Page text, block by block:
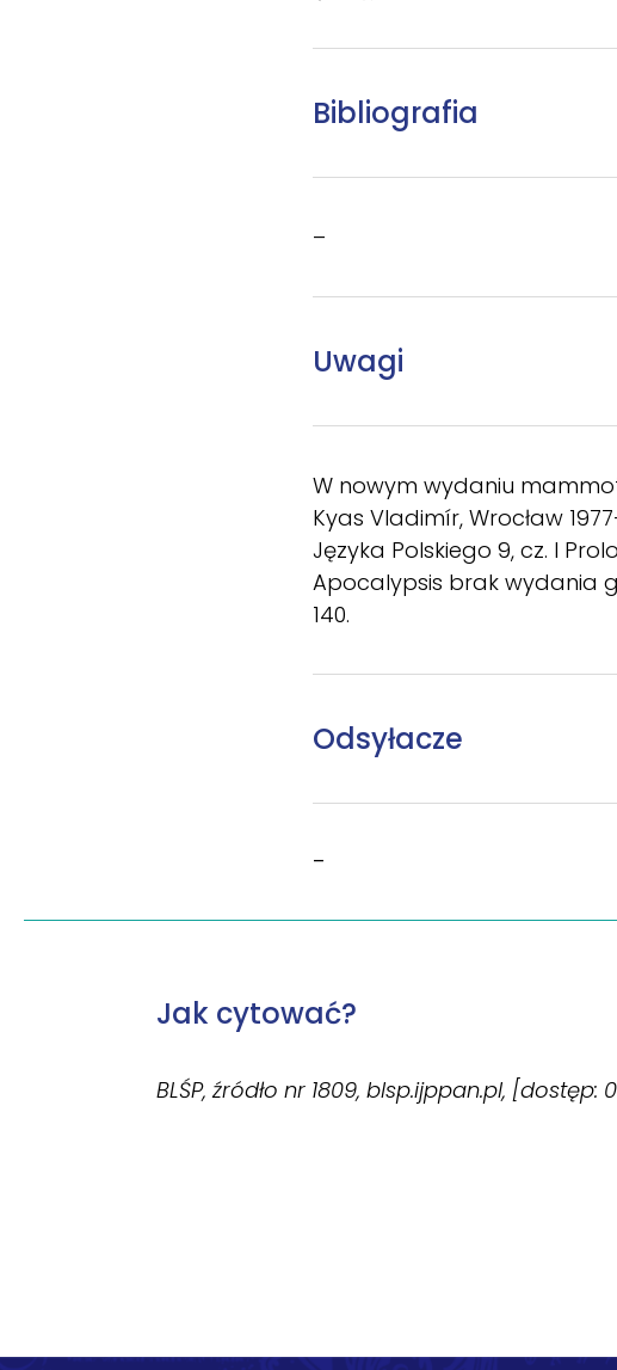
Bibliografia
–
Uwagi
W nowym wydaniu
Kyas Vladimír, Wrocław
Języka Polskiego 9, cz. I
Apocalypsis brak wydania
140.
Odsyłacze
–
Jak cytować?
BLŚP, źródło nr 1809, blsp.ijppan.pl, [dostęp: